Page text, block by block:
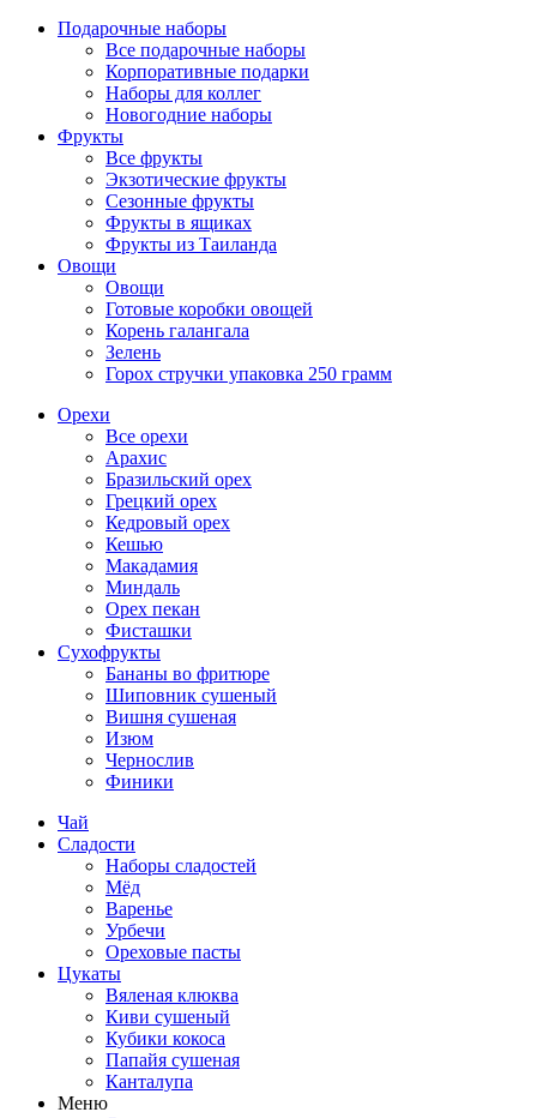
Подарочные наборы
Все подарочные наборы
Корпоративные подарки
Наборы для коллег
Новогодние наборы
Фрукты
Все фрукты
Экзотические фрукты
Сезонные фрукты
Фрукты в ящиках
Фрукты из Таиланда
Овощи
Овощи
Готовые коробки овощей
Корень галангала
Зелень
Горох стручки упаковка 250 грамм
Орехи
Все орехи
Арахис
Бразильский орех
Грецкий орех
Кедровый орех
Кешью
Макадамия
Миндаль
Орех пекан
Фисташки
Сухофрукты
Бананы во фритюре
Шиповник сушеный
Вишня сушеная
Изюм
Чернослив
Финики
Чай
Сладости
Наборы сладостей
Мёд
Варенье
Урбечи
Ореховые пасты
Цукаты
Вяленая клюква
Киви сушеный
Кубики кокоса
Папайя сушеная
Канталупа
Меню